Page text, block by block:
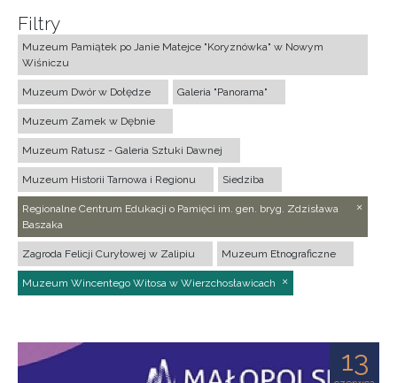
Filtry
Muzeum Pamiątek po Janie Matejce "Koryznówka" w Nowym
Wiśniczu
Muzeum Dwór w Dołędze Galeria "Panorama"
Muzeum Zamek w Dębnie
Muzeum Ratusz - Galeria Sztuki Dawnej
Muzeum Historii Tarnowa i Regionu Siedziba
Regionalne Centrum Edukacji o Pamięci im. gen. bryg. Zdzisława
Baszaka
Zagroda Felicji Curyłowej w Zalipiu Muzeum Etnograficzne
Muzeum Wincentego Witosa w Wierzchosławicach
13